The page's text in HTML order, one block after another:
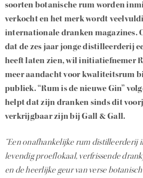
soorten botanische rum worden
verkocht en het merk wordt
internationale dranken magazines.
dat de zes jaar jonge distilleerderij
heeft laten zien, wil initiatiefnemer
meer aandacht voor kwaliteitsrum
publiek. “Rum is de nieuwe Gin”
helpt dat zijn dranken sinds dit
verkrijgbaar zijn bij Gall & Gall.
“Een onafhankelijke rum distilleerderij
levendig proeflokaal, verfrissende
en de heerlijke geur van verse